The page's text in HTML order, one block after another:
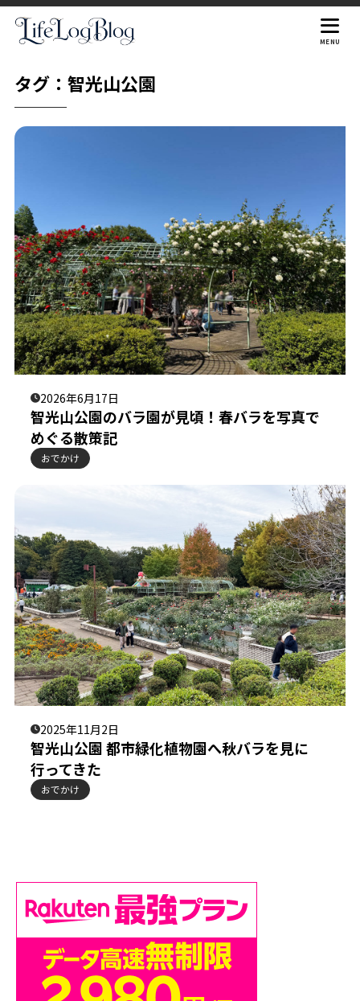
MENU
タグ：智光山公園
2026年6月17日
智光山公園のバラ園が見頃！春バラを写真で
めぐる散策記
おでかけ
2025年11月2日
智光山公園 都市緑化植物園へ秋バラを見に
行ってきた
おでかけ